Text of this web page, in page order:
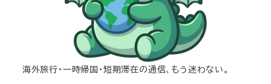
海外旅行・一時帰国・短期滞在の通信、もう迷わない。